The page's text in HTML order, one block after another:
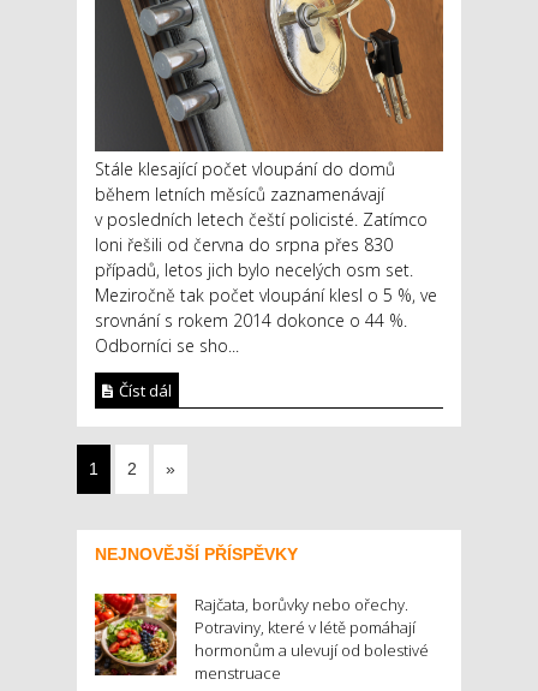
Stále klesající počet vloupání do domů
během letních měsíců zaznamenávají
v posledních letech čeští policisté. Zatímco
loni řešili od června do srpna přes 830
případů, letos jich bylo necelých osm set.
Meziročně tak počet vloupání klesl o 5 %, ve
srovnání s rokem 2014 dokonce o 44 %.
Odborníci se sho...
Číst dál
1 2 »
NEJNOVĚJŠÍ PŘÍSPĚVKY
Rajčata, borůvky nebo ořechy.
Potraviny, které v létě pomáhají
hormonům a ulevují od bolestivé
menstruace